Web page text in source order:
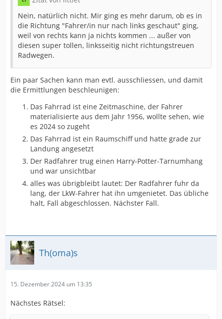
Nein, natürlich nicht. Mir ging es mehr darum, ob es in
die Richtung "Fahrer/in nur nach links geschaut" ging,
weil von rechts kann ja nichts kommen ... außer von
diesen super tollen, linksseitig nicht richtungstreuen
Radwegen.
Ein paar Sachen kann man evtl. ausschliessen, und damit
die Ermittlungen beschleunigen:
Das Fahrrad ist eine Zeitmaschine, der Fahrer
materialisierte aus dem Jahr 1956, wollte sehen, wie
es 2024 so zugeht
Das Fahrrad ist ein Raumschiff und hatte grade zur
Landung angesetzt
Der Radfahrer trug einen Harry-Potter-Tarnumhang
und war unsichtbar
alles was übrigbleibt lautet: Der Radfahrer fuhr da
lang, der LkW-Fahrer hat ihn umgenietet. Das übliche
halt, Fall abgeschlossen. Nächster Fall.
Th(oma)s
15. Dezember 2024 um 13:35
Nächstes Rätsel: